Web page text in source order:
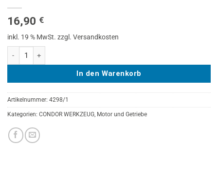
16,90 €
inkl. 19 % MwSt. zzgl. Versandkosten
Condor Arretierwerkzeugsatz, VAG 2.0 TDI PD Menge
In den Warenkorb
Artikelnummer: 4298/1
Kategorien: CONDOR WERKZEUG, Motor und Getriebe